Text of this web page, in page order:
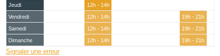
Jeudi
12h - 14h
Vendredi
12h - 14h
19h - 21h
Samedi
12h - 14h
19h - 21h
Dimanche
12h - 14h 19h - 21h
Signaler une erreur